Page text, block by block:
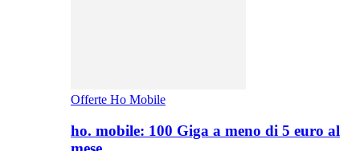
Offerte Ho Mobile
ho. mobile: 100 Giga a meno di 5 euro al